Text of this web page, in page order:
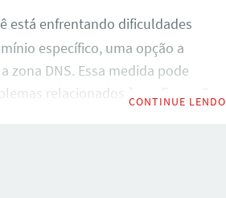
está enfrentando dificuldades
específico, uma opção a
zona DNS. Essa medida pode
relacionados à configuração
CONTINUE LENDO